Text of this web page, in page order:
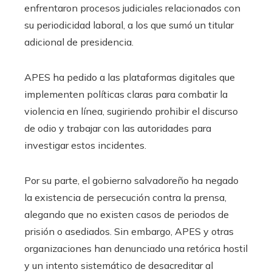
enfrentaron procesos judiciales relacionados con
su periodicidad laboral, a los que sumó un titular
adicional de presidencia.
APES ha pedido a las plataformas digitales que
implementen políticas claras para combatir la
violencia en línea, sugiriendo prohibir el discurso
de odio y trabajar con las autoridades para
investigar estos incidentes.
Por su parte, el gobierno salvadoreño ha negado
la existencia de persecución contra la prensa,
alegando que no existen casos de periodos de
prisión o asediados. Sin embargo, APES y otras
organizaciones han denunciado una retórica hostil
y un intento sistemático de desacreditar al